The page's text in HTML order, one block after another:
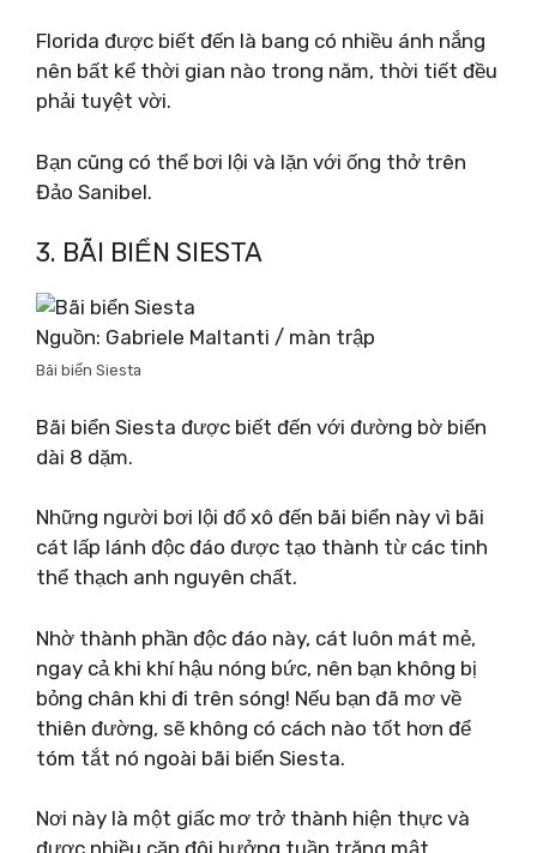
Florida được biết đến là bang có nhiều ánh nắng
nên bất kể thời gian nào trong năm, thời tiết đều
phải tuyệt vời.
Bạn cũng có thể bơi lội và lặn với ống thở trên
Đảo Sanibel.
3. BÃI BIỂN SIESTA
Nguồn: Gabriele Maltanti / màn trập
Bãi biển Siesta
Bãi biển Siesta được biết đến với đường bờ biển
dài 8 dặm.
Những người bơi lội đổ xô đến bãi biển này vì bãi
cát lấp lánh độc đáo được tạo thành từ các tinh
thể thạch anh nguyên chất.
Nhờ thành phần độc đáo này, cát luôn mát mẻ,
ngay cả khi khí hậu nóng bức, nên bạn không bị
bỏng chân khi đi trên sóng! Nếu bạn đã mơ về
thiên đường, sẽ không có cách nào tốt hơn để
tóm tắt nó ngoài bãi biển Siesta.
Nơi này là một giấc mơ trở thành hiện thực và
được nhiều cặp đôi hưởng tuần trăng mật